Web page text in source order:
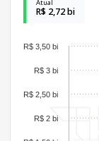
Atual
R$ 2,72 bi
R$ 2 bi
R$ 2,50 bi
R$ 3 bi
R$ 3,50 bi